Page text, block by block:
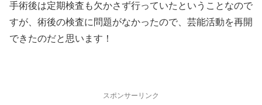
手術後は定期検査も欠かさず行っていたということなので
すが、術後の検査に問題がなかったので、芸能活動を再開
できたのだと思います！
スポンサーリンク